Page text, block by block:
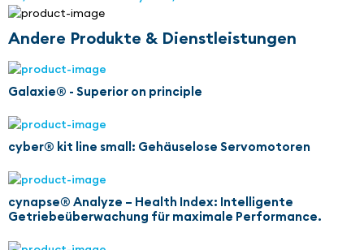
Andere Produkte & Dienstleistungen
Galaxie® - Superior on principle
cyber® kit line small: Gehäuselose Servomotoren
cynapse® Analyze – Health Index: Intelligente
Getriebeüberwachung für maximale Performance.